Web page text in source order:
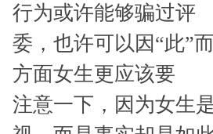
行为或许能够骗过评
委，也许可以因“此”
方面女生更应该要
注意一下，因为女生